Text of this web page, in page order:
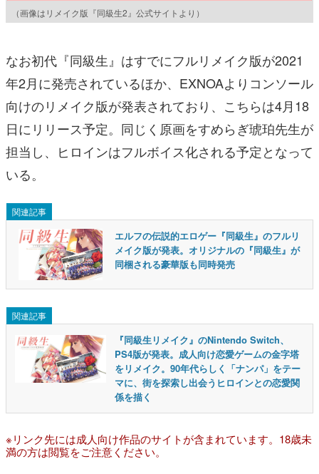
（画像はリメイク版『同級生2』公式サイトより）
なお初代『同級生』はすでにフルリメイク版が2021
年2月に発売されているほか、EXNOAよりコンソール
向けのリメイク版が発表されており、こちらは4月18
日にリリース予定。同じく原画をすめらぎ琥珀先生が
担当し、ヒロインはフルボイス化される予定となって
いる。
関連記事
エルフの伝説的エロゲー『同級生』のフルリ
メイク版が発表。オリジナルの『同級生』が
同梱される豪華版も同時発売
関連記事
『同級生リメイク』のNintendo Switch、
PS4版が発表。成人向け恋愛ゲームの金字塔
をリメイク。90年代らしく「ナンパ」をテー
マに、街を探索し出会うヒロインとの恋愛関
係を描く
※リンク先には成人向け作品のサイトが含まれています。18歳未
満の方は閲覧をご注意ください。